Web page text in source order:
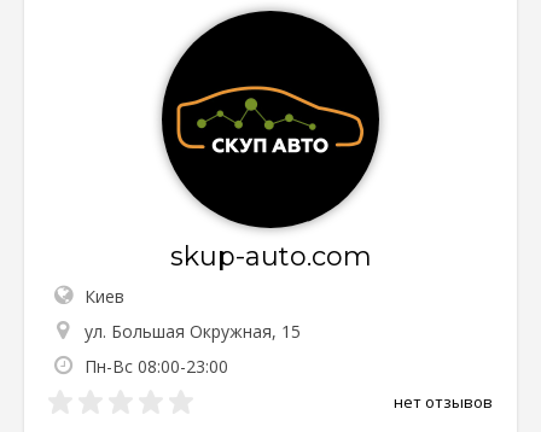
skup-auto.com
Киев
ул. Большая Окружная, 15
Пн-Вс 08:00-23:00
нет отзывов